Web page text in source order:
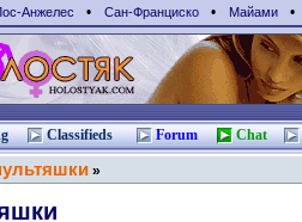
Анжелес • Сан-Франциcко • Майами •
Classifieds Forum Chat
»